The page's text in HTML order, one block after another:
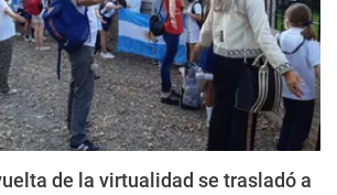
de la virtualidad se trasladó a